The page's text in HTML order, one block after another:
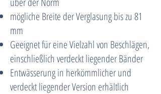
mögliche Breite der Verglasung bis zu 81
mm
Geeignet für eine Vielzahl von Beschlägen,
einschließlich verdeckt liegender Bänder
Entwässerung in herkömmlicher und
verdeckt liegender Version erhältlich